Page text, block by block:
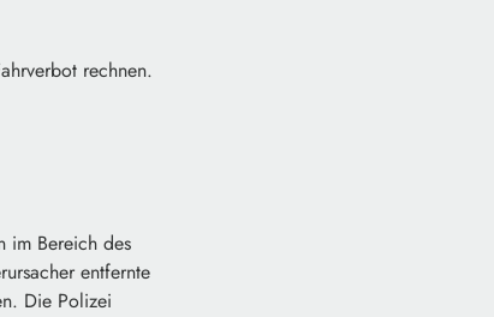
rechnen.
Bereich des
entfernte
Die Polizei